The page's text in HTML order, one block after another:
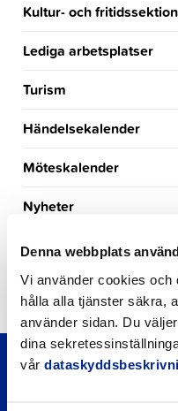
Denna webbplats
Vi använder cookies och
hålla alla tjänster säkra,
använder sidan. Du
dina
vår
Kultur- och
Lediga arbetsplatser
Turism
Händelsekalender
Möteskalender
Nyheter
Kungörelser
Okategoriserade